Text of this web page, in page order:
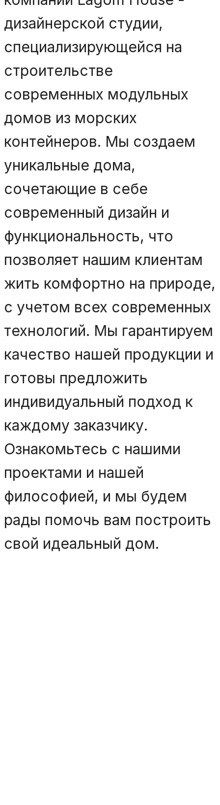
дизайнерской студии,
специализирующейся на
строительстве
современных модульных
домов из морских
контейнеров. Мы создаем
уникальные дома,
сочетающие в себе
современный дизайн и
функциональность, что
позволяет нашим клиентам
жить комфортно на природе,
с учетом всех современных
технологий. Мы гарантируем
качество нашей продукции и
готовы предложить
индивидуальный подход к
каждому заказчику.
Ознакомьтесь с нашими
проектами и нашей
философией, и мы будем
рады помочь вам построить
свой идеальный дом.